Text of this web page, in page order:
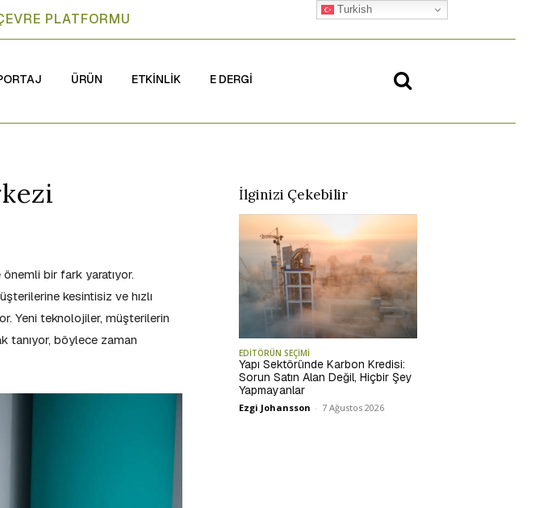
PLATFORMU
ÜRÜN ETKİNLİK E DERGİ
bir fark yaratıyor.
kesintisiz ve hızlı
Yeni teknolojiler, müşterilerin
tanıyor, böylece zaman
İlginizi Çekebilir
EDİTÖRÜN SEÇİMİ
Yapı Sektöründe Karbon Kredisi:
Sorun Satın Alan Değil, Hiçbir Şey
Yapmayanlar
Ezgi Johansson - 7 Ağustos 2026
Turkish